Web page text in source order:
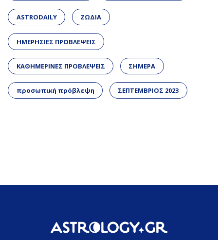
ASTRODAILY ΖΩΔΙΑ
ΗΜΕΡΗΣΙΕΣ ΠΡΟΒΛΕΨΕΙΣ
ΚΑΘΗΜΕΡΙΝΕΣ ΠΡΟΒΛΕΨΕΙΣ ΣΗΜΕΡΑ
προσωπική πρόβλεψη ΣΕΠΤΕΜΒΡΙΟΣ 2023